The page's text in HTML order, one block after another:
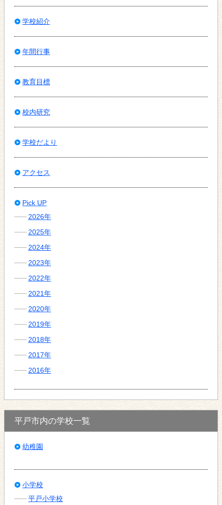
学校紹介
年間行事
教育目標
校内研究
学校だより
アクセス
Pick UP
2026年
2025年
2024年
2023年
2022年
2021年
2020年
2019年
2018年
2017年
2016年
平戸市内の学校一覧
幼稚園
小学校
平戸小学校